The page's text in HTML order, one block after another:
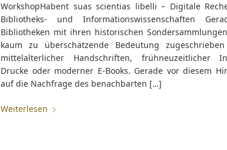
WorkshopHabent suas scientias libelli – Digitale
Bibliotheks- und Informationswissenschaften
Bibliotheken mit ihren historischen
kaum zu überschätzende Bedeutung
mittelalterlicher Handschriften, frühneuzeitlicher
Drucke oder moderner E-Books. Gerade vor diesem
auf die Nachfrage des benachbarten […]
Weiterlesen